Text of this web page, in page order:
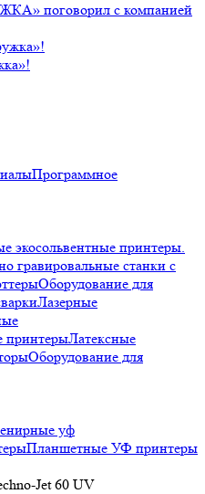
поговорил с компанией
Программное
экосольвентные принтеры.
гравировальные станки с
Оборудование для
Лазерные
принтерыЛатексные
Оборудование для
уф
Планшетные УФ принтеры
Jet 60 UV